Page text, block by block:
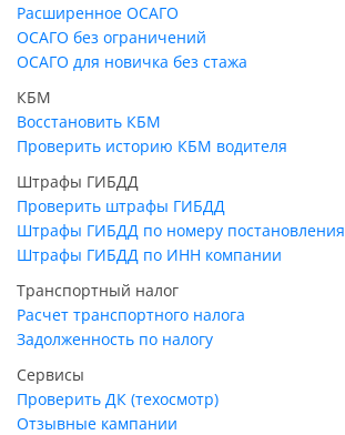
Расширенное ОСАГО
ОСАГО без ограничений
ОСАГО для новичка без стажа
КБМ
Восстановить КБМ
Проверить историю КБМ водителя
Штрафы ГИБДД
Проверить штрафы ГИБДД
Штрафы ГИБДД по номеру постановления
Штрафы ГИБДД по ИНН компании
Транспортный налог
Расчет транспортного налога
Задолженность по налогу
Сервисы
Проверить ДК (техосмотр)
Отзывные кампании